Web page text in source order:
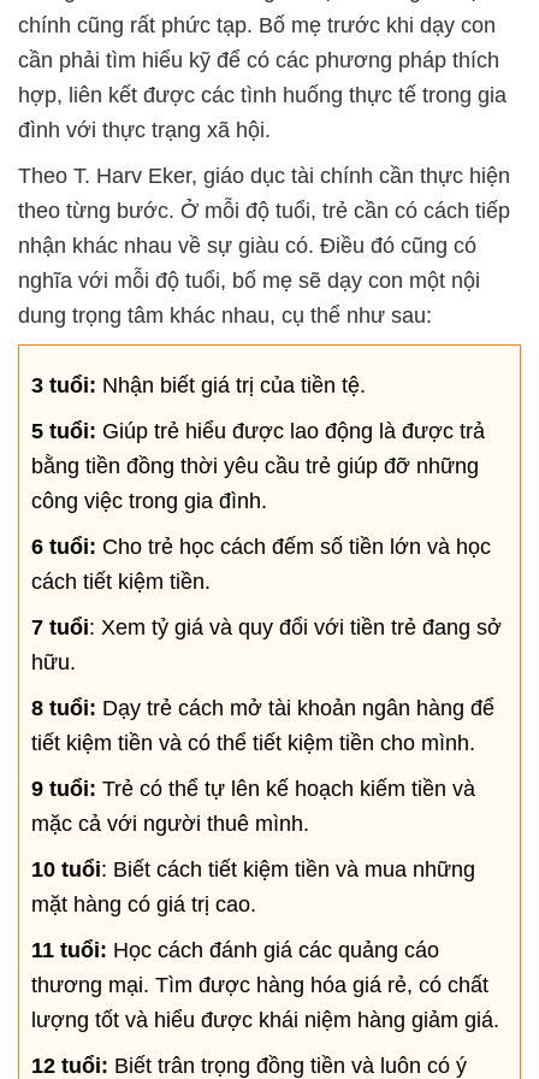
chính cũng rất phức tạp. Bố mẹ trước khi dạy con
cần phải tìm hiểu kỹ để có các phương pháp thích
hợp, liên kết được các tình huống thực tế trong gia
đình với thực trạng xã hội.
Theo T. Harv Eker, giáo dục tài chính cần thực hiện
theo từng bước. Ở mỗi độ tuổi, trẻ cần có cách tiếp
nhận khác nhau về sự giàu có. Điều đó cũng có
nghĩa với mỗi độ tuổi, bố mẹ sẽ dạy con một nội
dung trọng tâm khác nhau, cụ thể như sau:
3 tuổi: Nhận biết giá trị của tiền tệ.
5 tuổi: Giúp trẻ hiểu được lao động là được trả
bằng tiền đồng thời yêu cầu trẻ giúp đỡ những
công việc trong gia đình.
6 tuổi: Cho trẻ học cách đếm số tiền lớn và học
cách tiết kiệm tiền.
7 tuổi: Xem tỷ giá và quy đổi với tiền trẻ đang sở
hữu.
8 tuổi: Dạy trẻ cách mở tài khoản ngân hàng để
tiết kiệm tiền và có thể tiết kiệm tiền cho mình.
9 tuổi: Trẻ có thể tự lên kế hoạch kiếm tiền và
mặc cả với người thuê mình.
10 tuổi: Biết cách tiết kiệm tiền và mua những
mặt hàng có giá trị cao.
11 tuổi: Học cách đánh giá các quảng cáo
thương mại. Tìm được hàng hóa giá rẻ, có chất
lượng tốt và hiểu được khái niệm hàng giảm giá.
12 tuổi: Biết trân trọng đồng tiền và luôn có ý